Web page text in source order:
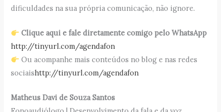
dificuldades na sua própria comunicação, não ignore.
Clique aqui e fale diretamente comigo pelo WhatsApp
http://tinyurl.com/agendafon
Ou acompanhe mais conteúdos no blog e nas redes
sociaishttp://tinyurl.com/agendafon
Matheus Davi de Souza Santos